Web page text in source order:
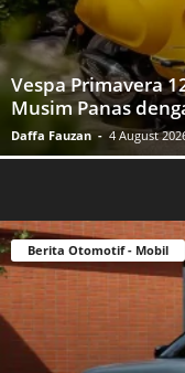
Vespa Primavera
Musim Panas
Daffa Fauzan - 4 August
Berita Otomotif - Mobil